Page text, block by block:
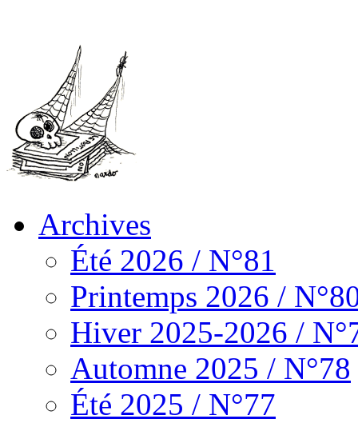
Archives
Été 2026 / N°81
Printemps 2026 /
Hiver 2025-2026 /
Automne 2025 / N°78
Été 2025 / N°77